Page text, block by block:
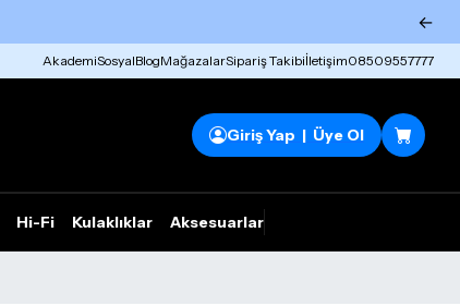
←
AkademiSosyalBlogMağazalarSipariş Takibiİletişim08509557777
Giriş Yap | Üye Ol
Hi-Fi Kulaklıklar Aksesuarlar